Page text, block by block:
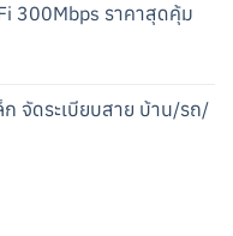
300Mbps ราคาสุดคุ้ม
จัดระเบียบสาย บ้าน/รถ/